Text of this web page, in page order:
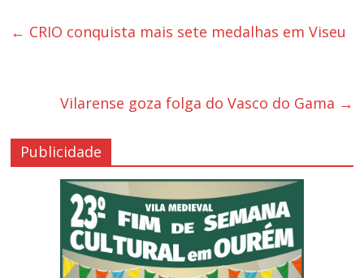
← CRIO conquista mais sete medalhas em Viseu
Vilarense goza folga do Vasco do Gama →
Publicidade